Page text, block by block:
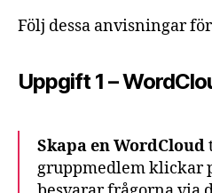
Följ dessa anvisningar
Uppgift 1 –
Skapa en WordCloud
gruppmedlem klickar